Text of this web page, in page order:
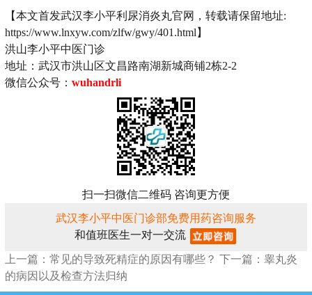
【本文首发武汉李小平利尿消炎丸官网，转载请保留地址:
https://www.lnxyw.com/zlfw/gwy/401.html】
洪山李小平中医门诊
地址：武汉市洪山区文昌路南湖新城商铺2栋2-2
微信公众号： wuhandrli
扫一扫微信二维码 咨询更方便
武汉李小平中医门诊部免费用药咨询服务
和值班医生一对一交流
上一篇：常见的导致死精症的原因有哪些？ 下一篇：睾丸炎
的病因以及检查方法归纳